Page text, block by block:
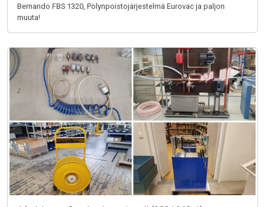
Bernando FBS 1320, Pölynpoistojärjestelmä Eurovac ja paljon
muuta!